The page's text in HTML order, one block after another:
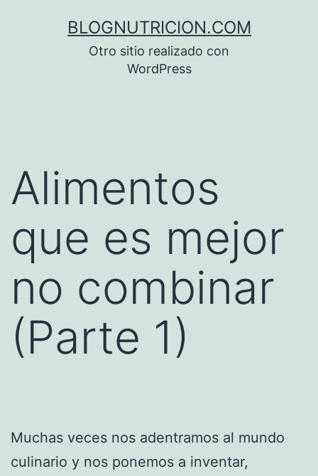
BLOGNUTRICION.COM
Otro sitio realizado con
WordPress
Alimentos
que es mejor
no combinar
(Parte 1)
Muchas veces nos adentramos al mundo
culinario y nos ponemos a inventar,